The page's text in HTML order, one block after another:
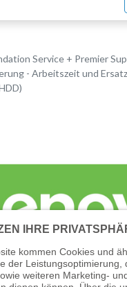
Service + Premier
- Arbeitszeit und